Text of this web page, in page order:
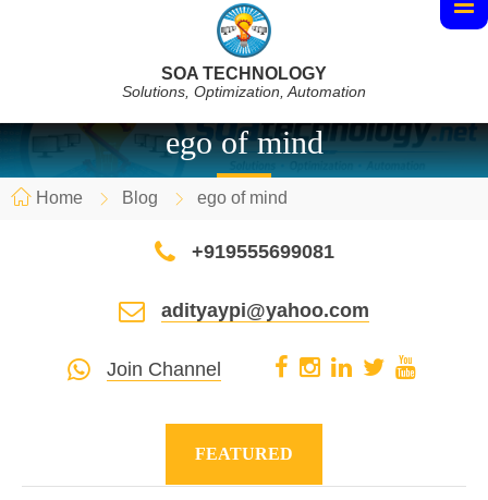
SOA TECHNOLOGY
Solutions, Optimization, Automation
ego of mind
Home Blog ego of mind
+919555699081
adityaypi@yahoo.com
Join Channel
FEATURED